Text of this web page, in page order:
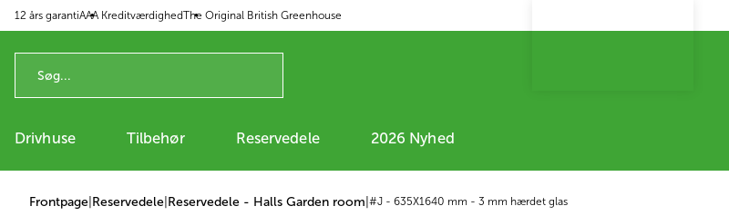
til indhold
12 års garantiAAA KreditværdighedThe Original British Greenhouse
Drivhuse Tilbehør Reservedele 2026 Nyhed
Frontpage Reservedele Reservedele - Halls Garden room #J - 635X1640 mm - 3 mm hærdet glas